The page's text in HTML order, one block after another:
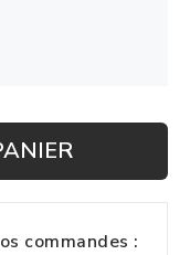
commandes :